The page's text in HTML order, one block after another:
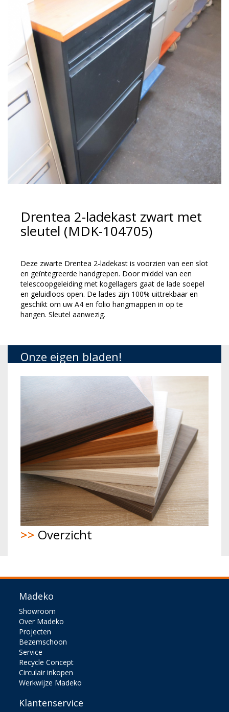
Drentea 2-ladekast zwart met
sleutel (MDK-104705)
Deze zwarte Drentea 2-ladekast is voorzien van een slot
en geïntegreerde handgrepen. Door middel van een
telescoopgeleiding met kogellagers gaat de lade soepel
en geluidloos open. De lades zijn 100% uittrekbaar en
geschikt om uw A4 en folio hangmappen in op te
hangen. Sleutel aanwezig.
Onze eigen bladen!
>> Overzicht
Madeko
Showroom
Over Madeko
Projecten
Bezemschoon
Service
Recycle Concept
Circulair inkopen
Werkwijze Madeko
Klantenservice